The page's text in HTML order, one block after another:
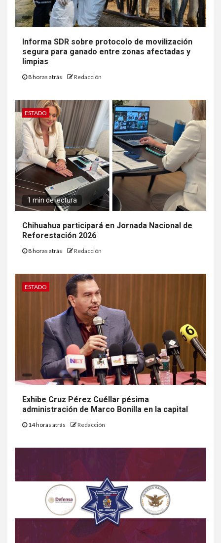
Informa SDR sobre protocolo de movilización
segura para ganado entre zonas afectadas y
limpias
8 horas atrás Redacción
ESTADO
1 min de lectura
Chihuahua participará en Jornada Nacional de
Reforestación 2026
8 horas atrás Redacción
ESTADO
Exhibe Cruz Pérez Cuéllar pésima
administración de Marco Bonilla en la capital
14 horas atrás Redacción